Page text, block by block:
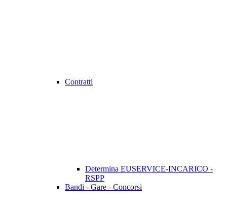
Contratti
Determina EUSERVICE-INCARICO -
RSPP
Bandi - Gare - Concorsi